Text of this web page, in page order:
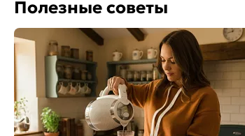
Полезные советы